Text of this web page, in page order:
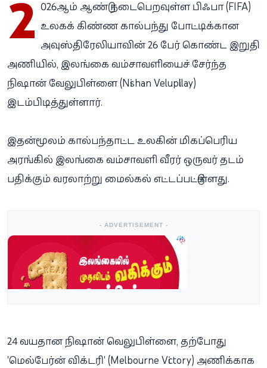
2 026ஆம் ஆண்டு நடைபெறவுள்ள பிஃபா (FIFA)
உலகக் கிண்ண கால்பந்து போட்டிக்கான
அவுஸ்திரேலியாவின் 26 பேர் கொண்ட இறுதி
அணியில், இலங்கை வம்சாவளியைச் சேர்ந்த
நிஷான் வேலுபிள்ளை (Nishan Velupillay)
இடம்பிடித்துள்ளார்.
இதன்மூலம் கால்பந்தாட்ட உலகின் மிகப்பெரிய
அரங்கில் இலங்கை வம்சாவளி வீரர் ஒருவர் தடம்
பதிக்கும் வரலாற்று மைல்கல் எட்டப்பட்டுள்ளது.
- ADVERTISEMENT -
24 வயதான நிஷான் வெலுபிள்ளை, தற்போது
'மெல்பேர்ன் விக்டரி' (Melbourne Victory) அணிக்காக